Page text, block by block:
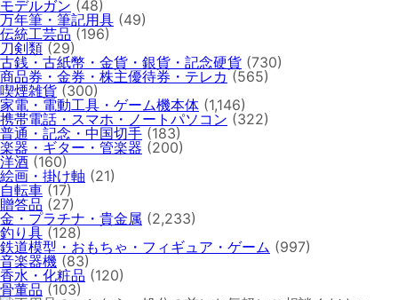
モデルガン (48)
万年筆・筆記用具 (49)
伝統工芸品 (196)
刀剣類 (29)
古銭・古紙幣・金貨・銀貨・記念硬貨 (730)
商品券・金券・株主優待券・テレカ (565)
喫煙雑貨 (300)
家電・電動工具・ゲーム機本体 (1,146)
携帯電話・スマホ・ノートパソコン (322)
普通・記念・中国切手 (183)
楽器・ギター・管楽器 (200)
洋酒 (160)
絵画・掛け軸 (21)
自転車 (17)
贈答品 (27)
金・プラチナ・貴金属 (2,233)
釣り具 (128)
鉄道模型・おもちゃ・フィギュア・ゲーム (997)
音楽器機 (83)
香水・化粧品 (120)
骨董品 (103)